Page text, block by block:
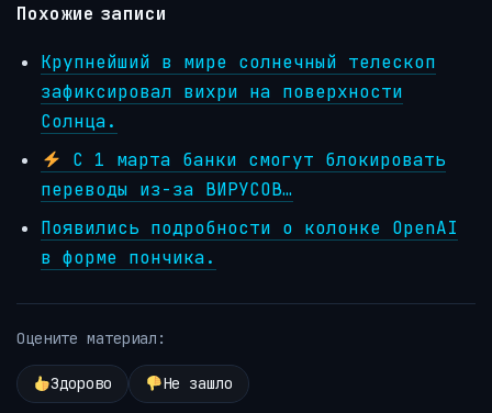
Похожие записи
Крупнейший в мире солнечный телескоп
зафиксировал вихри на поверхности
Солнца.
С 1 марта банки смогут блокировать
переводы из-за ВИРУСОВ…
Появились подробности о колонке OpenAI
в форме пончика.
Оцените материал:
Здорово Не зашло